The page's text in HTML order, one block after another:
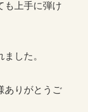
も上手に弾け
した。
ありがとうご